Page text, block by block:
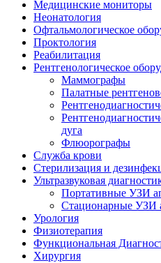
Медицинские мониторы
Неонатология
Офтальмологическое
Проктология
Реабилитация
Рентгенологическое
Маммографы
Палатные
дуга
Флюорографы
Служба крови
Стерилизация и
Ультразвуковая
Портативные УЗИ
Стационарные УЗИ
Урология
Физиотерапия
Функциональная
Хирургия